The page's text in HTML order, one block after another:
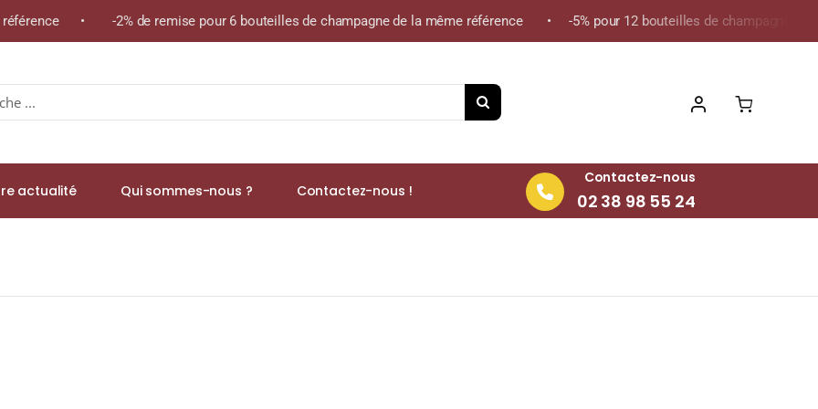
• -2% de remise pour 6 bouteilles de champagne de la même référence • -5% pour 12 bouteilles de champagne de la
actualité Qui sommes-nous ? Contactez-nous !
Contactez-nous
02 38 98 55 24